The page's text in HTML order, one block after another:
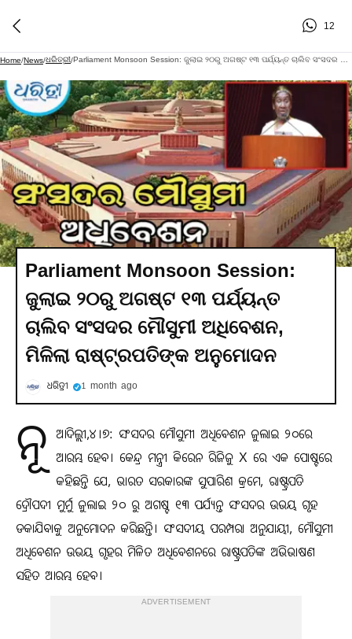
12
Home/News/ଧରିତ୍ରୀ/
Parliament Monsoon Session:
ଜୁଲାଇ ୨୦ରୁ ଅଗଷ୍ଟ ୧୩ ପର୍ଯ୍ୟନ୍ତ
ଚାଲିବ ସଂସଦର ମୌସୁମୀ ଅଧିବେଶନ,
ମିଳିଲା ରାଷ୍ଟ୍ରପତିଙ୍କ ଅନୁମୋଦନ
ଧରିତ୍ରୀ 1 month ago
ନୂ ଆଦିଲ୍ଲୀ,୪।୭: ସଂସଦର ମୌସୁମୀ ଅଧିବେଶନ ଜୁଲାଇ ୨୦ରେ
ଆରମ୍ଭ ହେବ। କେନ୍ଦ୍ର ମନ୍ତ୍ରୀ କିରେନ ରିଜିଜୁ X ରେ ଏକ ପୋଷ୍ଟରେ
କହିଛନ୍ତି ଯେ, ଭାରତ ସରକାରଙ୍କ ସୁପାରିଶ କ୍ରମେ, ରାଷ୍ଟ୍ରପତି
ଦ୍ରୌପଦୀ ମୁର୍ମୁ ଜୁଲାଇ ୨୦ ରୁ ଅଗଷ୍ଟ ୧୩ ପର୍ଯ୍ୟନ୍ତ ସଂସଦର ଉଭୟ ଗୃହ
ଡକାଯିବାକୁ ଅନୁମୋଦନ କରିଛନ୍ତି। ସଂସଦୀୟ ପରମ୍ପରା ଅନୁଯାୟୀ, ମୌସୁମୀ
ଅଧିବେଶନ ଉଭୟ ଗୃହର ମିଳିତ ଅଧିବେଶନରେ ରାଷ୍ଟ୍ରପତିଙ୍କ ଅଭିଭାଷଣ
ସହିତ ଆରମ୍ଭ ହେବ।
ADVERTISEMENT